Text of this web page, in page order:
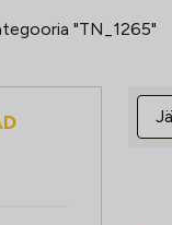
"TN_1265"